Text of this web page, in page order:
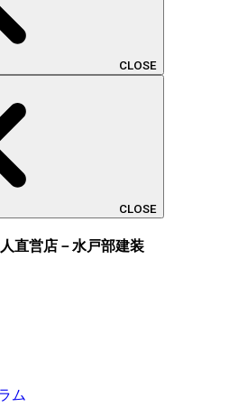
CLOSE
CLOSE
直営店－水戸部建装
ム